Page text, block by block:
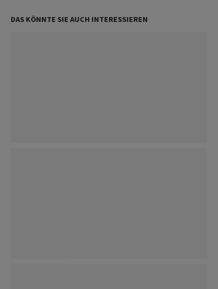
DAS KÖNNTE SIE AUCH INTERESSIEREN